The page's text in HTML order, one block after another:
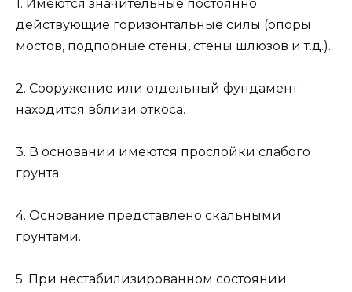
1. Имеются значительные постоянно
действующие горизонтальные силы (опоры
мостов, подпорные стены, стены шлюзов и т.д.).
2. Сооружение или отдельный фундамент
находится вблизи откоса.
3. В основании имеются прослойки слабого
грунта.
4. Основание представлено скальными
грунтами.
5. При нестабилизированном состоянии